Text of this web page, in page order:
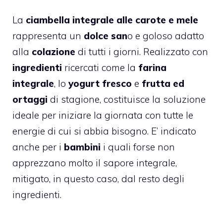
La ciambella integrale alle carote e mele
rappresenta un dolce sano e goloso adatto
alla colazione di tutti i giorni. Realizzato con
ingredienti ricercati come la farina
integrale, lo yogurt fresco e frutta ed
ortaggi di stagione, costituisce la soluzione
ideale per iniziare la giornata con tutte le
energie di cui si abbia bisogno. E’ indicato
anche per i bambini i quali forse non
apprezzano molto il sapore integrale,
mitigato, in questo caso, dal resto degli
ingredienti.